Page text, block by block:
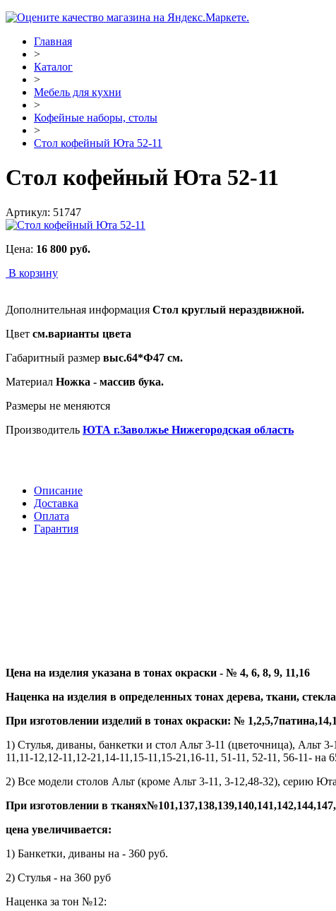
Главная
>
Каталог
>
Мебель для кухни
>
Кофейные наборы, столы
>
Стол кофейный Юта 52-11
Стол кофейный Юта 52-11
Артикул: 51747
Цена: 16 800 руб.
В корзину
Дополнительная информация Стол круглый нераздвижной.
Цвет см.варианты цвета
Габаритный размер выс.64*Ф47 см.
Материал Ножка - массив бука.
Размеры не меняются
Производитель ЮТА г.Заволжье Нижегородская область
Описание
Доставка
Оплата
Гарантия
Цена на изделия указана в тонах окраски - № 4, 6, 8, 9, 11,16
Наценка на изделия в определенных тонах дерева, ткани,
При изготовлении изделий в тонах окраски: №
1) Стулья, диваны, банкетки и стол Альт 3-11 (цветочница), Альт
11,11-12,12-11,12-21,14-11,15-11,15-21,16-11, 51-11, 52-11, 56-11- на
2) Все модели столов Альт (кроме Альт 3-11, 3-12,48-32), серию
При изготовлении в
цена увеличивается:
1) Банкетки, диваны на - 360 руб.
2) Стулья - на 360 руб
Наценка за тон №12: